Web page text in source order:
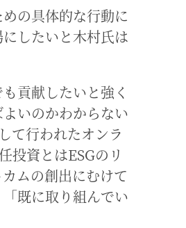
の具体的な行動に
したいと木村氏は
貢献したいと強く
いのかわからない
て行われたオンラ
投資とはESGのリ
ムの創出にむけて
既に取り組んでい